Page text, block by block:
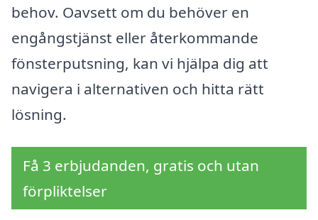
behov. Oavsett om du behöver en
engångstjänst eller återkommande
fönsterputsning, kan vi hjälpa dig att
navigera i alternativen och hitta rätt
lösning.
Få 3 erbjudanden, gratis och utan
förpliktelser